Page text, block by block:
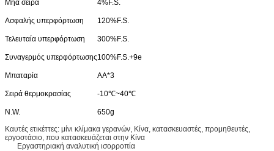
Μηά σειρά 4%F.S.
Ασφαλής υπερφόρτωση 120%F.S.
Τελευταία υπερφόρτωση 300%F.S.
Συναγερμός υπερφόρτωσης100%F.S.+9e
Μπαταρία AA*3
Σειρά θερμοκρασίας -10℃~40℃
N.W.
650g
Καυτές ετικέττες: μίνι κλίμακα γερανών, Κίνα, κατασκευαστές, προμηθευτές,
εργοστάσιο, που κατασκευάζεται στην Κίνα
Εργαστηριακή αναλυτική ισορροπία